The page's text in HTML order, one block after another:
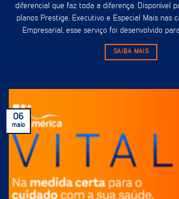
diferencial que faz toda a diferença. Disponível
planos Prestige, Executivo e Especial Mais nas
Empresarial, esse serviço foi desenvolvido
SAIBA MAIS
06
maio